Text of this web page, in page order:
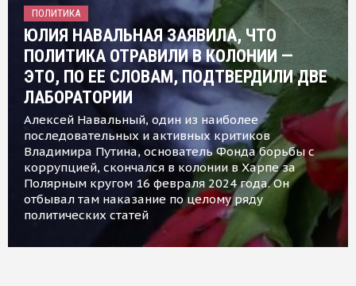
ПОЛИТИКА
ЮЛИЯ НАВАЛЬНАЯ ЗАЯВИЛА, ЧТО
ПОЛИТИКА ОТРАВИЛИ В КОЛОНИИ —
ЭТО, ПО ЕЕ СЛОВАМ, ПОДТВЕРДИЛИ ДВЕ
ЛАБОРАТОРИИ
Алексей Навальный, один из наиболее
последовательных и активных критиков
Владимира Путина, основатель Фонда борьбы с
коррупцией, скончался в колонии в Харпе за
Полярным кругом 16 февраля 2024 года. Он
отбывал там наказание по целому ряду
политических статей